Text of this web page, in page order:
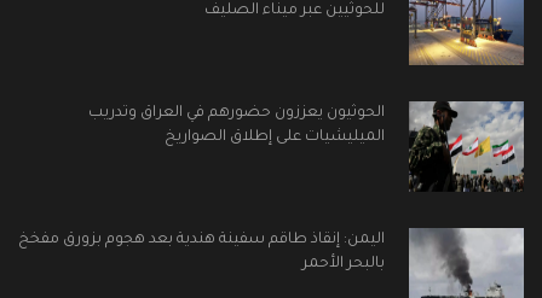
للحوثيين عبر ميناء الصليف
الحوثيون يعززون حضورهم في العراق وتدريب
الميليشيات على إطلاق الصواريخ
اليمن: إنقاذ طاقم سفينة هندية بعد هجوم بزورق مفخخ
بالبحر الأحمر